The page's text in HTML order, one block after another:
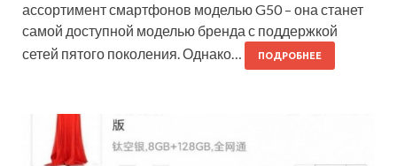
ассортимент смартфонов моделью G50 – она станет
самой доступной моделью бренда с поддержкой
сетей пятого поколения. Однако…
ПОДРОБНЕЕ